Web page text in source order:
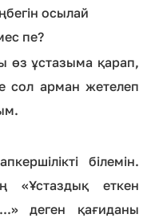
осылай
пе?
өз ұстазыма қарап,
сол арман жетелеп
білемін.
«Ұстаздық еткен
деген қағиданы